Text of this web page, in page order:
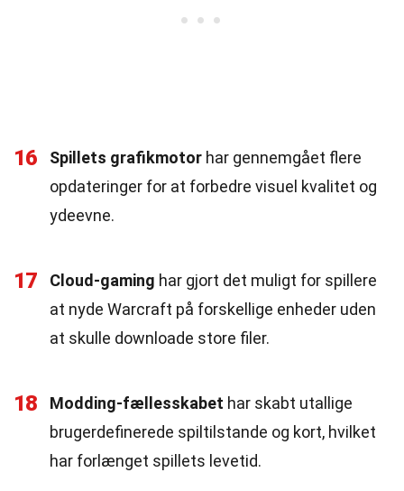
16 Spillets grafikmotor har gennemgået flere
opdateringer for at forbedre visuel kvalitet og
ydeevne.
17 Cloud-gaming har gjort det muligt for spillere
at nyde Warcraft på forskellige enheder uden
at skulle downloade store filer.
18 Modding-fællesskabet har skabt utallige
brugerdefinerede spiltilstande og kort, hvilket
har forlænget spillets levetid.